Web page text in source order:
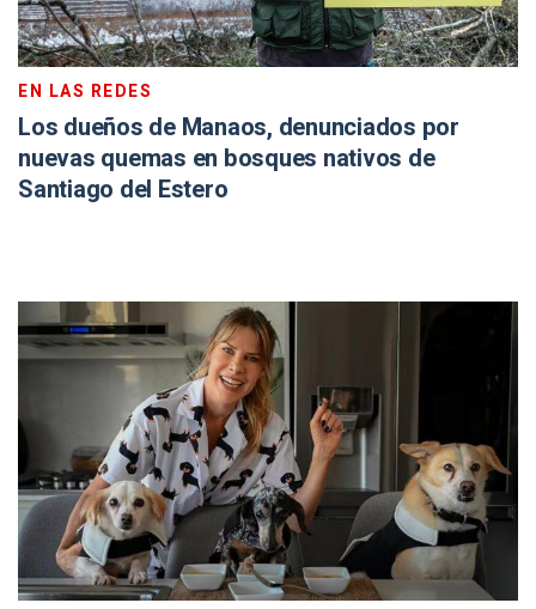
EN LAS REDES
Los dueños de Manaos, denunciados por
nuevas quemas en bosques nativos de
Santiago del Estero